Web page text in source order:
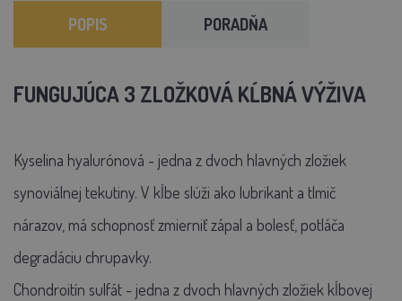
POPIS PORADŇA
FUNGUJÚCA 3 ZLOŽKOVÁ KĹBNÁ VÝŽIVA
Kyselina hyalurónová - jedna z dvoch hlavných zložiek
synoviálnej tekutiny. V kĺbe slúži ako lubrikant a tlmič
nárazov, má schopnosť zmierniť zápal a bolesť, potláča
degradáciu chrupavky.
Chondroitín sulfát - jedna z dvoch hlavných zložiek kĺbovej